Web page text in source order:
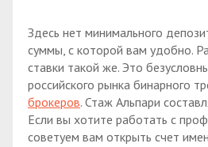
Здесь нет минимального
суммы, с которой вам удобно.
ставки такой же. Это
российского рынка бинарного
брокеров. Стаж Альпари
Если вы хотите работать с
советуем вам открыть счет